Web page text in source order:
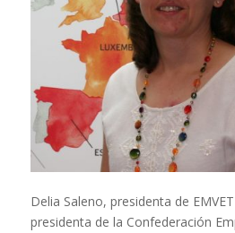
Delia Saleno, presidenta de
presidenta de la Confederación